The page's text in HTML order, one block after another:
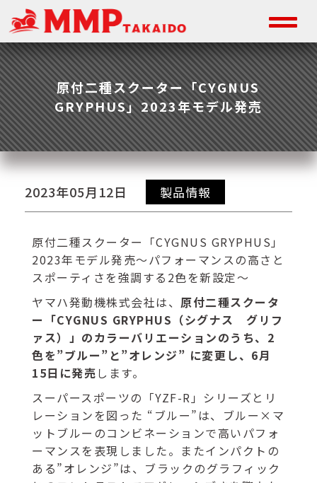
原付二種スクーター「CYGNUS
GRYPHUS」2023年モデル発売
2023年05月12日 製品情報
原付二種スクーター「CYGNUS GRYPHUS」
2023年モデル発売～パフォーマンスの高さと
スポーティさを強調する2色を新設定～
ヤマハ発動機株式会社は、 原付二種スクータ
ー「CYGNUS GRYPHUS（シグナス グリフ
ァス）」のカラーバリエーションのうち、2
色を”ブルー”と”オレンジ” に変更し、6月
15日に発売 します。
スーパースポーツの「YZF-R」シリーズとリ
レーションを図った “ブルー”は、ブルー×マ
ットブルーのコンビネーションで高いパフォ
ーマンスを表現しました。またインパクトの
ある”オレンジ”は、ブラックのグラフィック